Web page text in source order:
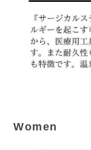
Women